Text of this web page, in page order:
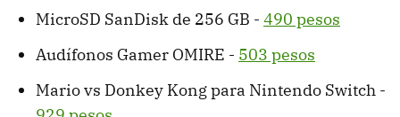
MicroSD SanDisk de 256 GB - 490 pesos
Audífonos Gamer OMIRE - 503 pesos
Mario vs Donkey Kong para Nintendo Switch -